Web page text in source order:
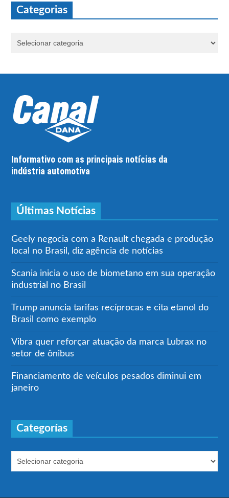
Categorias
Informativo com as principais notícias da
indústria automotiva
Últimas Notícias
Geely negocia com a Renault chegada e produção
local no Brasil, diz agência de notícias
Scania inicia o uso de biometano em sua operação
industrial no Brasil
Trump anuncia tarifas recíprocas e cita etanol do
Brasil como exemplo
Vibra quer reforçar atuação da marca Lubrax no
setor de ônibus
Financiamento de veículos pesados diminui em
janeiro
Categorías